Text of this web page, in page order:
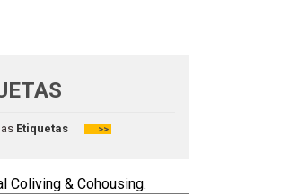
Etiquetas >>